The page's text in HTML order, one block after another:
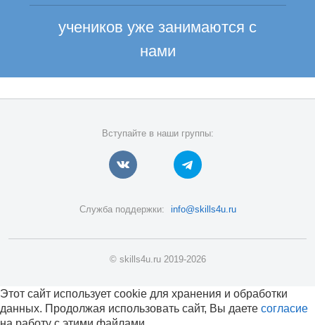
учеников уже занимаются с
нами
Вступайте в наши группы:
Служба поддержки: info@skills4u.ru
© skills4u.ru 2019-2026
Этот сайт использует cookie для хранения и обработки
данных. Продолжая использовать сайт, Вы даете согласие